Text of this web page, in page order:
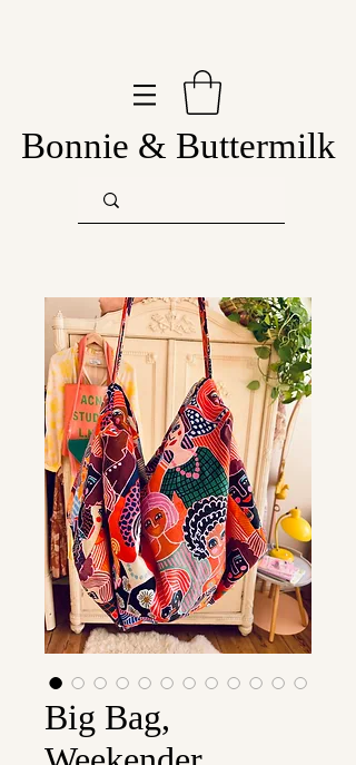
Bonnie & Buttermilk
Big Bag,